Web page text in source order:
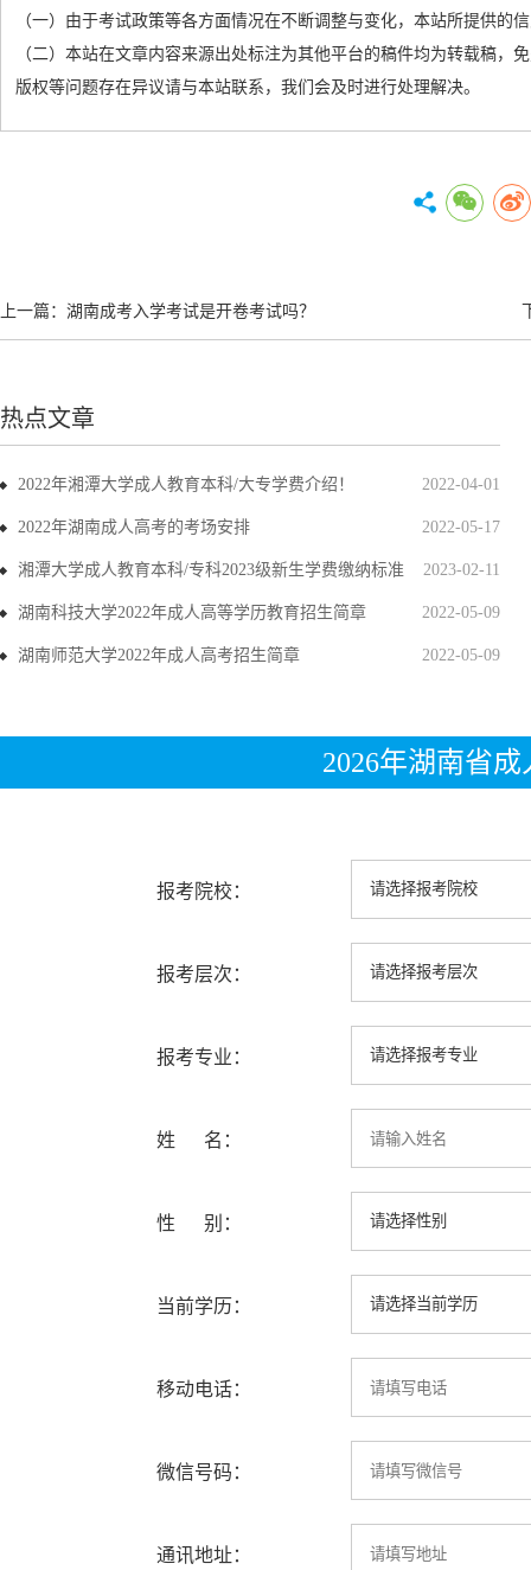
（一）由于考试政策等各方面情况在不断调整与变化，本站所提供的
（二）本站在文章内容来源出处标注为其他平台的稿件均为转载稿
版权等问题存在异议请与本站联系，我们会及时进行处理解决。
上一篇： 湖南成考入学考试是开卷考试吗？
热点文章
2022-04-01
2022年湘潭大学成人教育本科/大专学费介绍！
2022-05-17
2022年湖南成人高考的考场安排
2023-02-11
湘潭大学成人教育本科/专科2023级新生学费缴纳标准
2022-05-09
湖南科技大学2022年成人高等学历教育招生简章
2022-05-09
湖南师范大学2022年成人高考招生简章
2026年湖南省
报考院校：
报考层次：
报考专业：
姓 名：
性 别：
当前学历：
移动电话：
微信号码：
通讯地址：